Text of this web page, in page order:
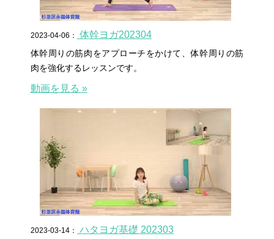
2023-04-06： 体幹ヨガ202304
体幹周りの筋肉をアプローチをかけて、体幹周りの筋
肉を強化するレッスンです。
動画を見る »
2023-03-14： ハタヨガ基礎 202303